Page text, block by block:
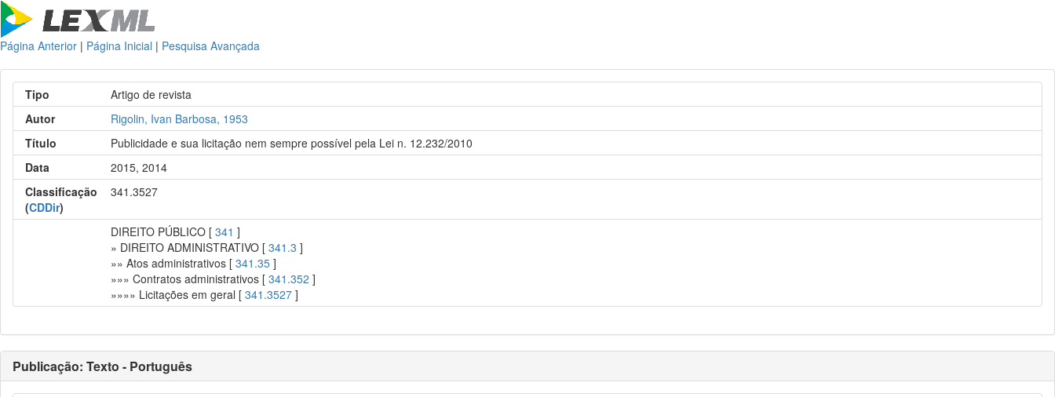
Página Anterior | Página Inicial | Pesquisa Avançada
Tipo
Artigo de revista
Autor
Rigolin, Ivan Barbosa, 1953
Título
Publicidade e sua licitação nem sempre possível pela Lei n. 12.232/2010
Data
2015, 2014
Classificação
(CDDir)
341.3527
DIREITO PÚBLICO [341 ]
» DIREITO ADMINISTRATIVO [341.3 ]
»» Atos administrativos [341.35 ]
»»» Contratos administrativos [341.352 ]
»»»» Licitações em geral [341.3527 ]
Publicação: Texto - Português